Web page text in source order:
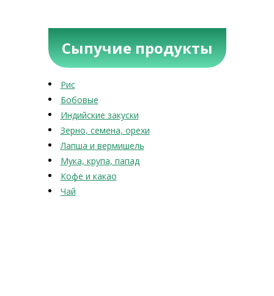
Сыпучие продукты
Рис
Бобовые
Индийские закуски
Зерно, семена, орехи
Лапша и вермишель
Мука, крупа, папад
Кофе и какао
Чай